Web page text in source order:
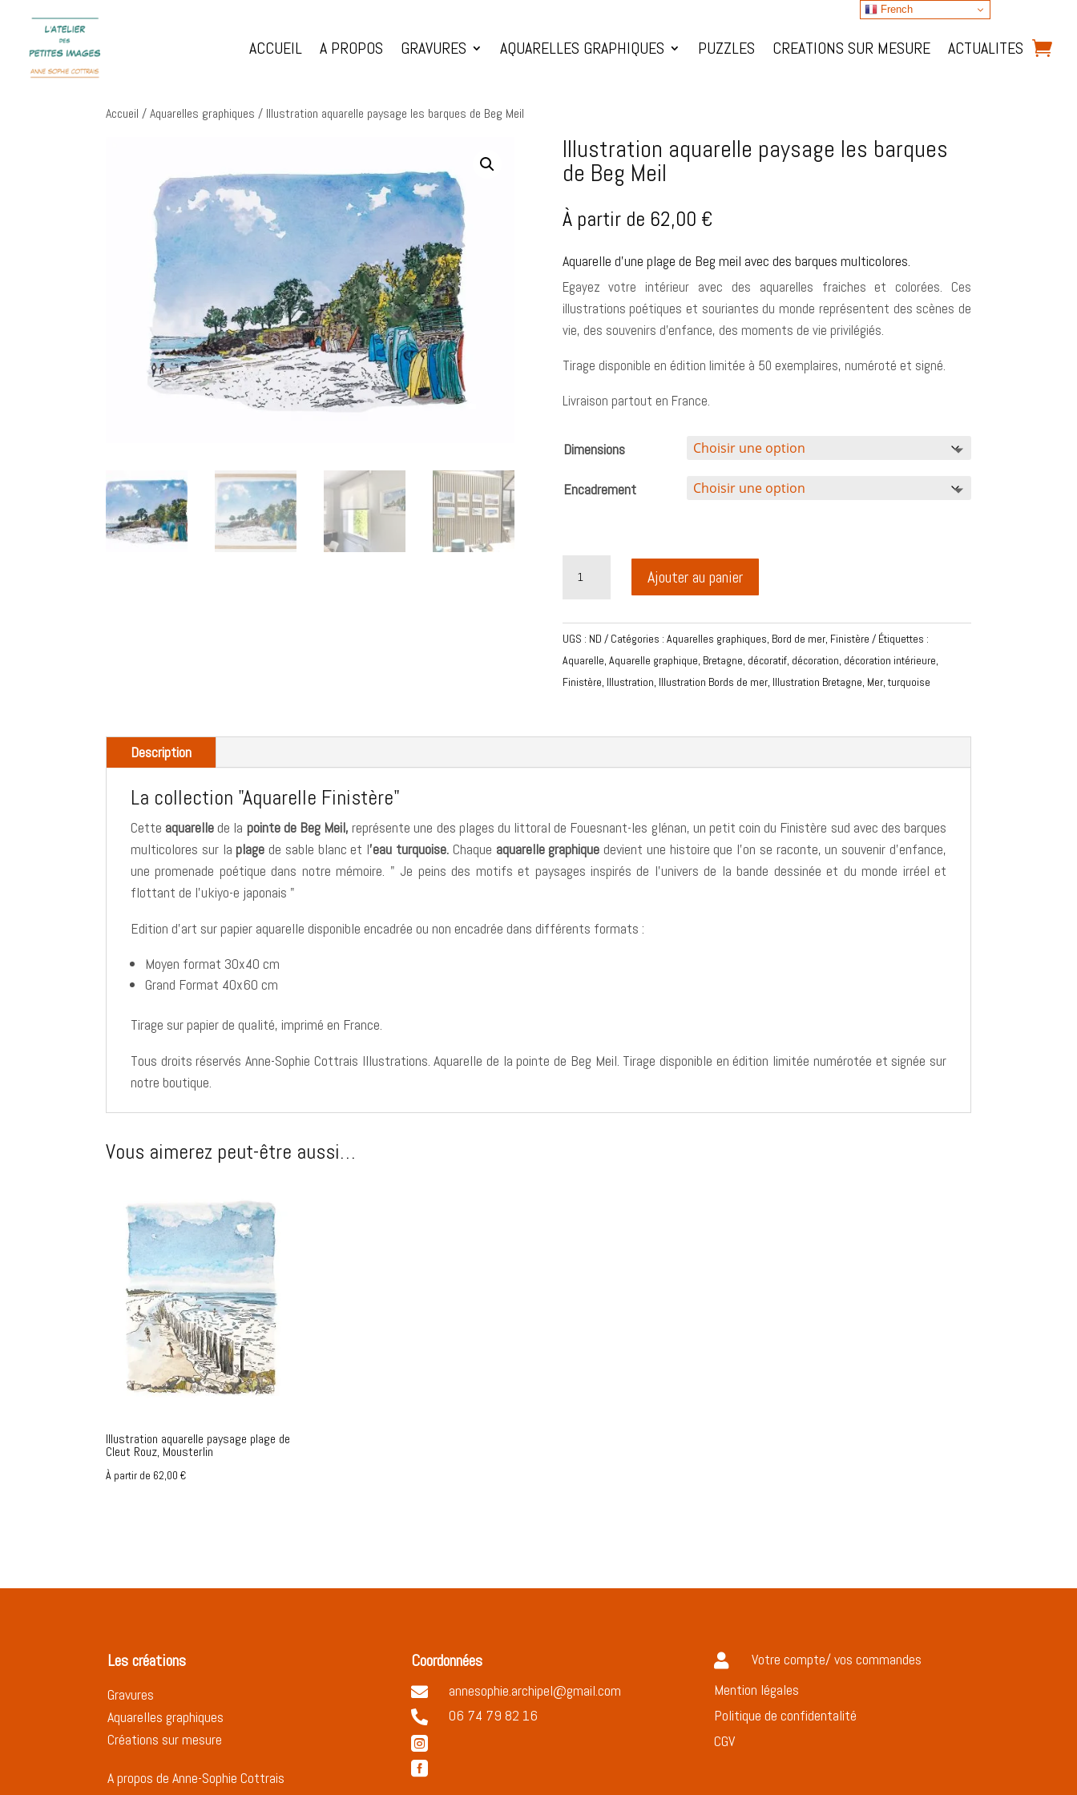
ACCUEIL A PROPOS GRAVURES AQUARELLES GRAPHIQUES PUZZLES CREATIONS SUR MESURE ACTUALITES
Accueil /Aquarelles graphiques / Illustration aquarelle paysage les barques de Beg Meil
Illustration aquarelle paysage les barques
de Beg Meil
À partir de 62,00 €
Aquarelle d’une plage de Beg meil avec des barques multicolores.
Egayez votre intérieur avec des aquarelles fraiches et colorées. Ces
illustrations poétiques et souriantes du monde représentent des scènes de
vie, des souvenirs d’enfance, des moments de vie privilégiés.
Tirage disponible en édition limitée à 50 exemplaires, numéroté et signé.
Livraison partout en France.
Dimensions
Encadrement
aquarelle
Beg
Ajouter au panier
UGS : ND Catégories : Aquarelles graphiques, Bord de mer, Finistère
Étiquettes :
Aquarelle, Aquarelle graphique, Bretagne, décoratif, décoration, décoration intérieure,
Finistère, Illustration, Illustration Bords de mer, Illustration Bretagne, Mer,turquoise
Description
La collection "Aquarelle Finistère"
Cette aquarelle de la pointe de Beg Meil, représente une des plages du littoral de Fouesnant-les glénan, un petit coin du Finistère sud avec des barques
multicolores sur la plage de sable blanc et l'eau turquoise.Chaque aquarelle graphique devient une histoire que l'on se raconte, un souvenir d'enfance,
une promenade poétique dans notre mémoire. " Je peins des motifs et paysages inspirés de l'univers de la bande dessinée et du monde irréel et
flottant de l'ukiyo-e japonais "
Edition d'art sur papier aquarelle disponible encadrée ou non encadrée dans différents formats :
Moyen format 30x40 cm
Grand Format 40x60 cm
Tirage sur papier de qualité, imprimé en France.
Tous droits réservés Anne-Sophie Cottrais Illustrations. Aquarelle de la pointe de Beg Meil. Tirage disponible en édition limitée numérotée et signée sur
notre boutique.
Vous aimerez peut-être aussi…
Illustration aquarelle paysage plage de
Cleut Rouz, Mousterlin
À partir de 62,00 €
Les créations
Gravures
Aquarelles graphiques
Créations sur mesure
A propos de Anne-Sophie Cottrais
Coordonnées
 annesophie.archipel@gmail.com
 06 74 79 82 16



Votre compte/ vos commandes
Mention légales
Politique de confidentalité
CGV
French